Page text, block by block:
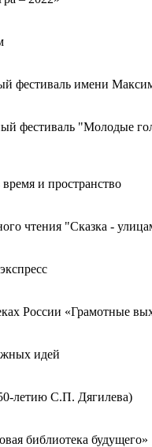
фестиваль имени
фестиваль "Молодые
и пространство
чтения "Сказка -
России «Грамотные
идей
летию С.П. Дягилева)
библиотека будущего»